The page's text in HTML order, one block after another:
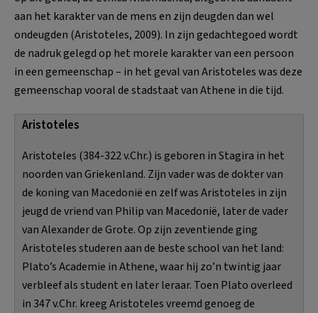
aan het karakter van de mens en zijn deugden dan wel
ondeugden (Aristoteles, 2009). In zijn gedachtegoed wordt
de nadruk gelegd op het morele karakter van een persoon
in een gemeenschap – in het geval van Aristoteles was deze
gemeenschap vooral de stadstaat van Athene in die tijd.
Aristoteles
Aristoteles (384-322 v.Chr.) is geboren in Stagira in het
noorden van Griekenland. Zijn vader was de dokter van
de koning van Macedonië en zelf was Aristoteles in zijn
jeugd de vriend van Philip van Macedonië, later de vader
van Alexander de Grote. Op zijn zeventiende ging
Aristoteles studeren aan de beste school van het land:
Plato’s Academie in Athene, waar hij zo’n twintig jaar
verbleef als student en later leraar. Toen Plato overleed
in 347 v.Chr. kreeg Aristoteles vreemd genoeg de